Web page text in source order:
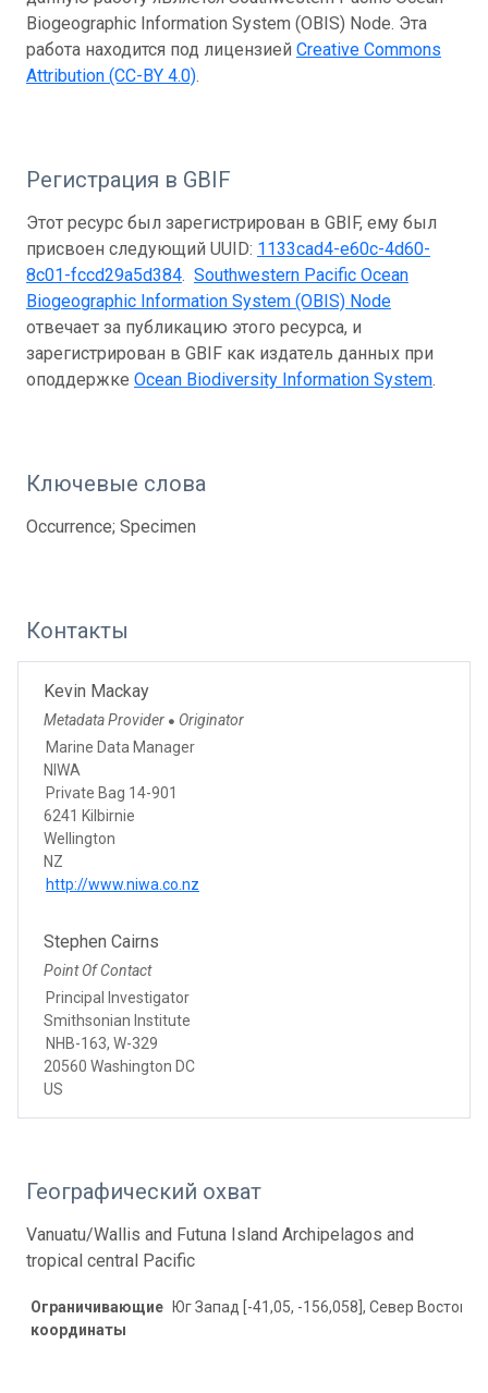
Biogeographic Information System (OBIS) Node. Эта
работа находится под лицензией Creative Commons
Attribution (CC-BY 4.0).
Регистрация в GBIF
Этот ресурс был зарегистрирован в GBIF, ему был
присвоен следующий UUID: 1133cad4-e60c-4d60-
8c01-fccd29a5d384. Southwestern Pacific Ocean
Biogeographic Information System (OBIS) Node
отвечает за публикацию этого ресурса, и
зарегистрирован в GBIF как издатель данных при
оподдержке Ocean Biodiversity Information System.
Ключевые слова
Occurrence; Specimen
Контакты
Kevin Mackay
Metadata Provider ● Originator
Marine Data Manager
NIWA
Private Bag 14-901
6241 Kilbirnie
Wellington
NZ
http://www.niwa.co.nz
Stephen Cairns
Point Of Contact
Principal Investigator
Smithsonian Institute
NHB-163, W-329
20560 Washington DC
US
Географический охват
Vanuatu/Wallis and Futuna Island Archipelagos and
tropical central Pacific
Ограничивающие
координаты
Юг Запад [-41,05, -156,058], Север Восток